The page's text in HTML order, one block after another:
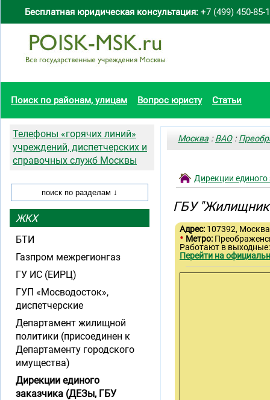
Бесплатная юридическая консультация: +7 (499) 450-85-
Поиск по районам, улицам Вопрос юристу Статьи
Москва :ВАО:
Дирекции
ГБУ "Жилищник
Адрес: 107392,
• Метро:
Работают в
Перейти на
Телефоны «горячих линий»
учреждений, диспетчерских и
справочных служб Москвы
ЖКХ
БТИ
Газпром межрегионгаз
ГУ ИС (ЕИРЦ)
ГУП «Мосводосток»,
диспетчерские
Департамент жилищной
политики (присоединен к
Департаменту городского
имущества)
Дирекции единого
заказчика (ДЕЗы, ГБУ